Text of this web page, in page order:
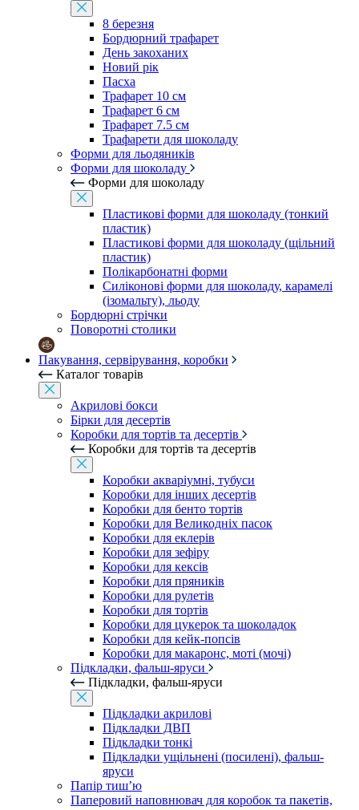
8 березня
Бордюрний трафарет
День закоханих
Новий рік
Пасха
Трафарет 10 см
Трафарет 6 см
Трафарет 7.5 см
Трафарети для шоколаду
Форми для льодяників
Форми для шоколаду
Форми для шоколаду
Пластикові форми для шоколаду (тонкий
пластик)
Пластикові форми для шоколаду (щільний
пластик)
Полікарбонатні форми
Силіконові форми для шоколаду, карамелі
(ізомальту), льоду
Бордюрні стрічки
Поворотні столики
Пакування, сервірування, коробки
Каталог товарів
Акрилові бокси
Бірки для десертів
Коробки для тортів та десертів
Коробки для тортів та десертів
Коробки акваріумні, тубуси
Коробки для інших десертів
Коробки для бенто тортів
Коробки для Великодніх пасок
Коробки для еклерів
Коробки для зефіру
Коробки для кексів
Коробки для пряників
Коробки для рулетів
Коробки для тортів
Коробки для цукерок та шоколадок
Коробки для кейк-попсів
Коробки для макаронс, моті (мочі)
Підкладки, фальш-яруси
Підкладки, фальш-яруси
Підкладки акрилові
Підкладки ДВП
Підкладки тонкі
Підкладки ущільнені (посилені), фальш-
яруси
Папір тиш’ю
Паперовий наповнювач для коробок та пакетів,